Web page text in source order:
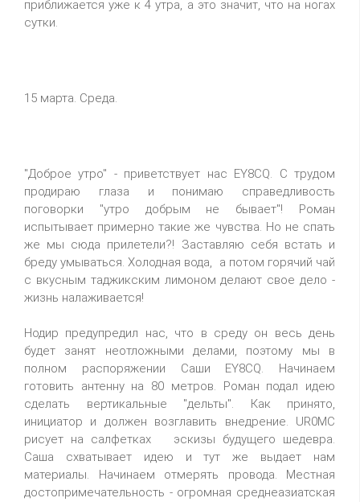
приближается уже к 4 утра, а это значит, что на ногах
сутки.
15 марта. Среда.
"Доброе утро" - приветствует нас EY8CQ. С трудом
продираю глаза и понимаю справедливость
поговорки "утро добрым не бывает"! Роман
испытывает примерно такие же чувства. Но не спать
же мы сюда прилетели?! Заставляю себя встать и
бреду умываться. Холодная вода, а потом горячий чай
с вкусным таджикским лимоном делают свое дело -
жизнь налаживается!
Нодир предупредил нас, что в среду он весь день
будет занят неотложными делами, поэтому мы в
полном распоряжении Саши EY8CQ. Начинаем
готовить антенну на 80 метров. Роман подал идею
сделать вертикальные "дельты". Как принято,
инициатор и должен возглавить внедрение. UR0MC
рисует на салфетках эскизы будущего шедевра.
Саша схватывает идею и тут же выдает нам
материалы. Начинаем отмерять провода. Местная
достопримечательность - огромная среднеазиатская